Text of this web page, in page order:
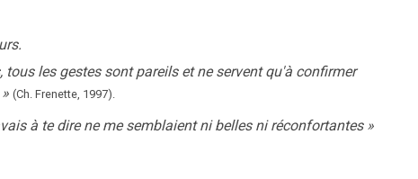
tous les gestes sont pareils et ne servent qu'à confirmer
» (Ch. Frenette, 1997).
à te dire ne me semblaient ni belles ni réconfortantes »